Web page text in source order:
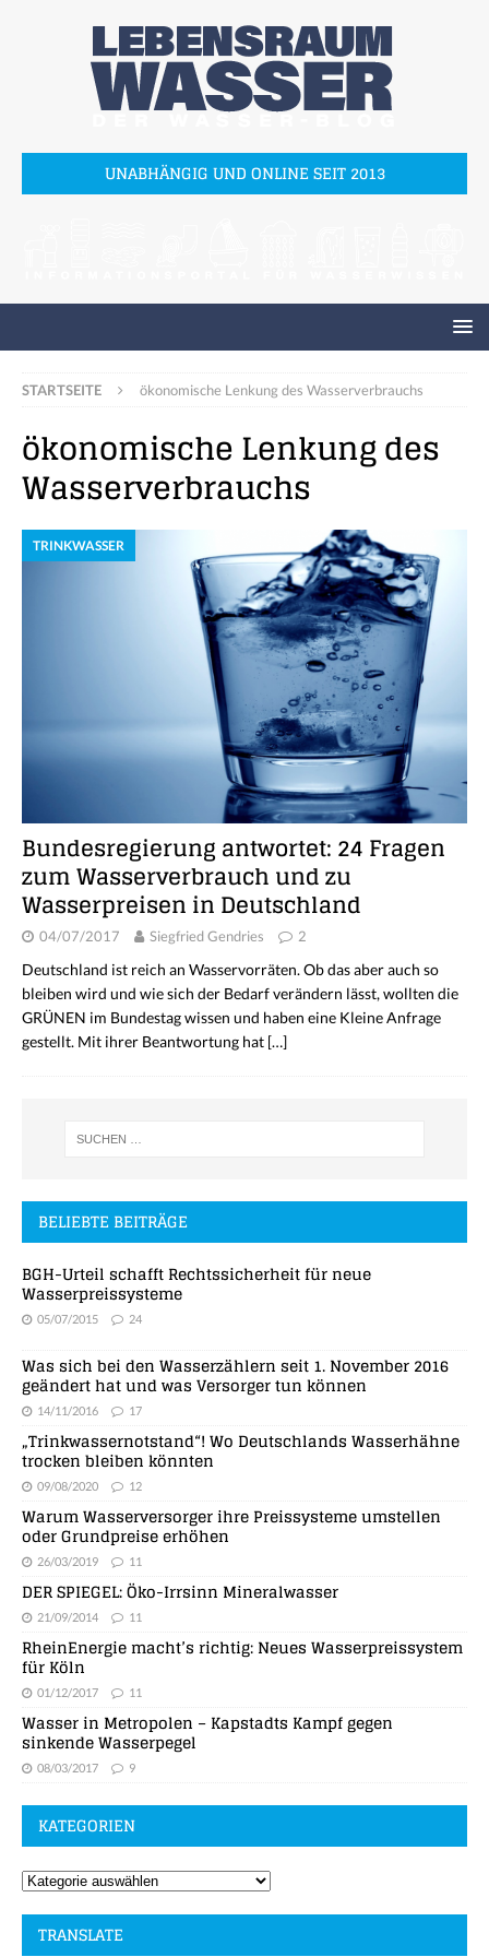
UNABHÄNGIG UND ONLINE SEIT 2013
STARTSEITE ökonomische Lenkung des Wasserverbrauchs
ökonomische Lenkung des
Wasserverbrauchs
TRINKWASSER
Bundesregierung antwortet: 24 Fragen
zum Wasserverbrauch und zu
Wasserpreisen in Deutschland
04/07/2017 Siegfried Gendries 2
Deutschland ist reich an Wasservorräten. Ob das aber auch so
bleiben wird und wie sich der Bedarf verändern lässt, wollten die
GRÜNEN im Bundestag wissen und haben eine Kleine Anfrage
gestellt. Mit ihrer Beantwortung hat […]
BELIEBTE BEITRÄGE
BGH-Urteil schafft Rechtssicherheit für neue
Wasserpreissysteme
05/07/2015 24
Was sich bei den Wasserzählern seit 1. November 2016
geändert hat und was Versorger tun können
14/11/2016 17
„Trinkwassernotstand“! Wo Deutschlands Wasserhähne
trocken bleiben könnten
09/08/2020 12
Warum Wasserversorger ihre Preissysteme umstellen
oder Grundpreise erhöhen
26/03/2019 11
DER SPIEGEL: Öko-Irrsinn Mineralwasser
21/09/2014 11
RheinEnergie macht’s richtig: Neues Wasserpreissystem
für Köln
01/12/2017 11
Wasser in Metropolen – Kapstadts Kampf gegen
sinkende Wasserpegel
08/03/2017 9
KATEGORIEN
TRANSLATE